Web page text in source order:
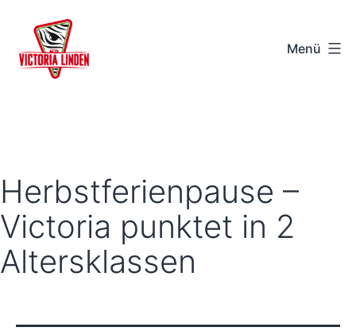
Inhalt
springen
-
Hannover
Menü
Herbstferienpause –
Victoria punktet in 2
Altersklassen